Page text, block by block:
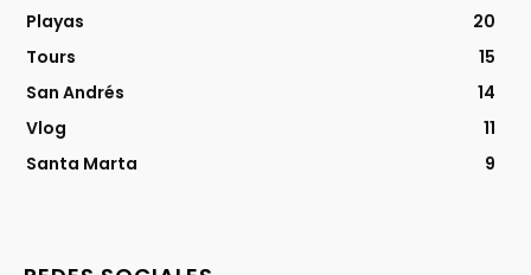
Playas
20
Tours
15
San Andrés
14
Vlog
11
Santa Marta
9